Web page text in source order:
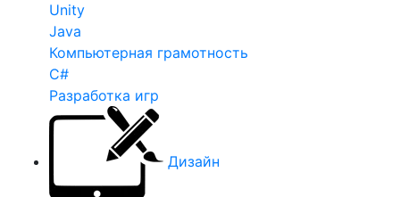
Unity
Java
Компьютерная грамотность
C#
Разработка игр
Дизайн